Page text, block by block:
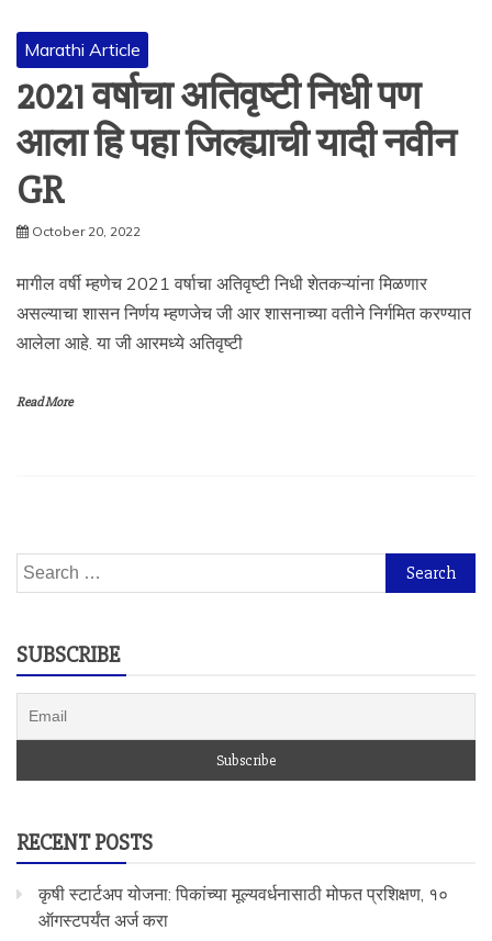
Marathi Article
2021 वर्षाचा अतिवृष्टी निधी पण
आला हि पहा जिल्ह्याची यादी नवीन
GR
October 20, 2022
मागील वर्षी म्हणेच 2021 वर्षाचा अतिवृष्टी निधी शेतकऱ्यांना मिळणार
असल्याचा शासन निर्णय म्हणजेच जी आर शासनाच्या वतीने निर्गमित करण्यात
आलेला आहे. या जी आरमध्ये अतिवृष्टी
Read More
Search
for:
SUBSCRIBE
RECENT POSTS
कृषी स्टार्टअप योजना: पिकांच्या मूल्यवर्धनासाठी मोफत प्रशिक्षण, १०
ऑगस्टपर्यंत अर्ज करा